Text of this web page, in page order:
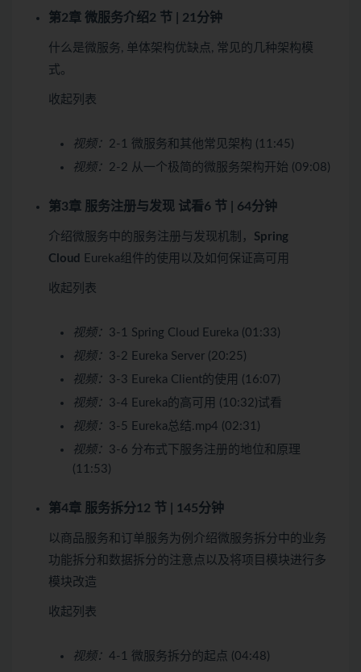
第2章 微服务介绍2 节 | 21分钟
什么是微服务, 单体架构优缺点, 常见的几种架构模
式。
收起列表
视频： 2-1 微服务和其他常见架构 (11:45)
视频： 2-2 从一个极简的微服务架构开始 (09:08)
第3章 服务注册与发现 试看6 节 | 64分钟
介绍微服务中的服务注册与发现机制， Spring
Cloud
Eureka组件的使用以及如何保证高可用
收起列表
视频： 3-1 Spring Cloud Eureka (01:33)
视频： 3-2 Eureka Server (20:25)
视频： 3-3 Eureka Client的使用 (16:07)
视频： 3-4 Eureka的高可用 (10:32)试看
视频： 3-5 Eureka总结.mp4 (02:31)
视频： 3-6 分布式下服务注册的地位和原理
(11:53)
第4章 服务拆分12 节 | 145分钟
以商品服务和订单服务为例介绍微服务拆分中的业务
功能拆分和数据拆分的注意点以及将项目模块进行多
模块改造
收起列表
视频： 4-1 微服务拆分的起点 (04:48)